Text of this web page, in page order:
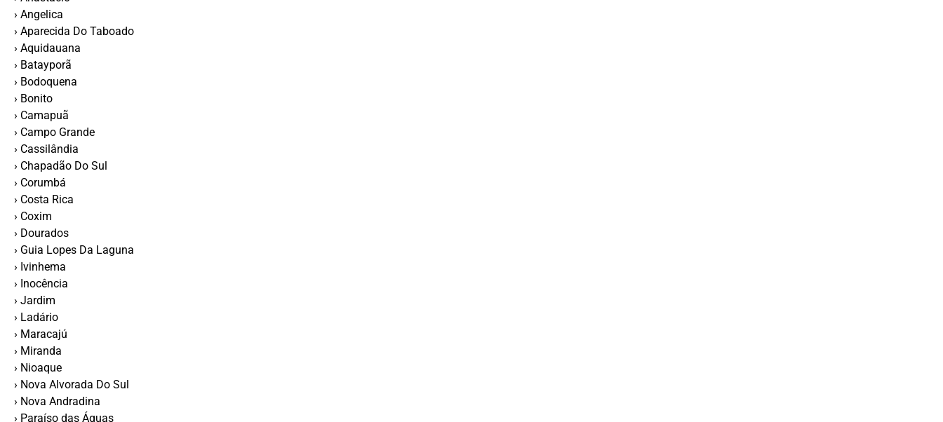
› Angelica
› Aparecida Do Taboado
› Aquidauana
› Batayporã
› Bodoquena
› Bonito
› Camapuã
› Campo Grande
› Cassilândia
› Chapadão Do Sul
› Corumbá
› Costa Rica
› Coxim
› Dourados
› Guia Lopes Da Laguna
› Ivinhema
› Inocência
› Jardim
› Ladário
› Maracajú
› Miranda
› Nioaque
› Nova Alvorada Do Sul
› Nova Andradina
› Paraí­so das Águas